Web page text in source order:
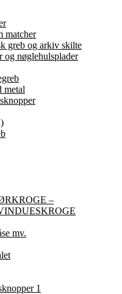
matcher
greb og arkiv skilte
og nøglehulsplader
metal
–
mv.
1